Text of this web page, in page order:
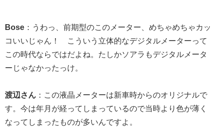
Bose ：うわっ、前期型のこのメーター、めちゃめちゃカッ
コいいじゃん！ こういう立体的なデジタルメーターって
この時代ならではだよね。たしかソアラもデジタルメータ
ーじゃなかったっけ。
渡辺さん ：この液晶メーターは新車時からのオリジナルで
す。今は年月が経ってしまっているので当時より色が薄く
なってしまったものが多いんですよ。